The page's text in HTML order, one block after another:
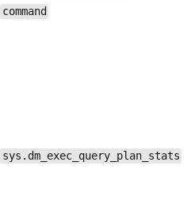
command
sys.dm_exec_query_plan_stats